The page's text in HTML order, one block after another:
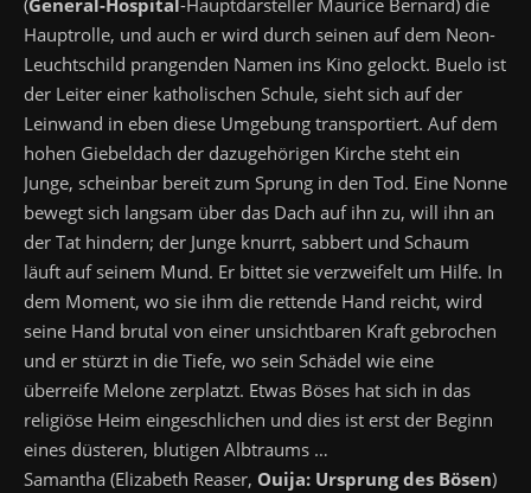
(General-Hospital-Hauptdarsteller Maurice Bernard) die
Hauptrolle, und auch er wird durch seinen auf dem Neon-
Leuchtschild prangenden Namen ins Kino gelockt. Buelo ist
der Leiter einer katholischen Schule, sieht sich auf der
Leinwand in eben diese Umgebung transportiert. Auf dem
hohen Giebeldach der dazugehörigen Kirche steht ein
Junge, scheinbar bereit zum Sprung in den Tod. Eine Nonne
bewegt sich langsam über das Dach auf ihn zu, will ihn an
der Tat hindern; der Junge knurrt, sabbert und Schaum
läuft auf seinem Mund. Er bittet sie verzweifelt um Hilfe. In
dem Moment, wo sie ihm die rettende Hand reicht, wird
seine Hand brutal von einer unsichtbaren Kraft gebrochen
und er stürzt in die Tiefe, wo sein Schädel wie eine
überreife Melone zerplatzt. Etwas Böses hat sich in das
religiöse Heim eingeschlichen und dies ist erst der Beginn
eines düsteren, blutigen Albtraums …
Samantha (Elizabeth Reaser, Ouija: Ursprung des Bösen)